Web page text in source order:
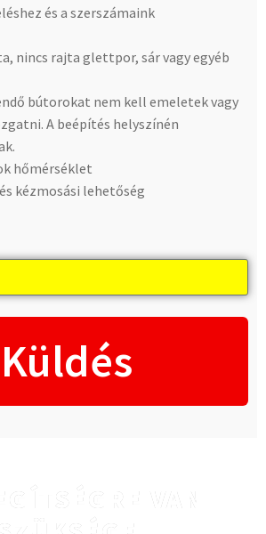
és a szerszámaink
nincs rajta glettpor, sár vagy egyéb
bútorokat nem kell emeletek vagy
A beépítés helyszínén
hőmérséklet
kézmosási lehetőség
Küldés